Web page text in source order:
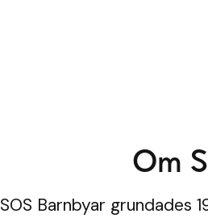
Om
SOS Barnbyar grundades